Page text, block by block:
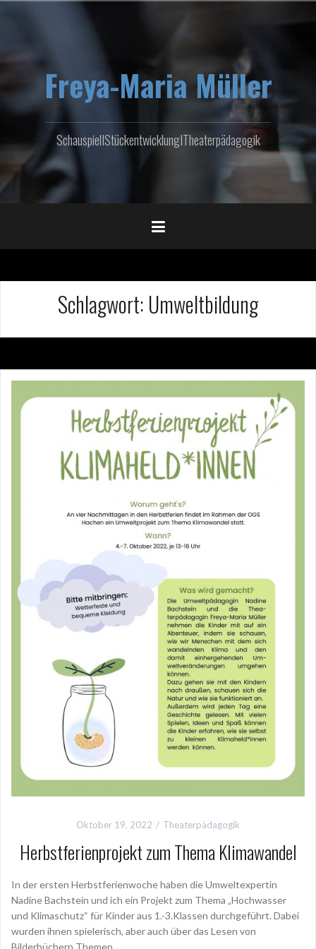
Freya-Maria Müller
SchauspielIStückentwicklungITheaterpädagogik
Schlagwort: Umweltbildung
Oktober 19, 2022 Theaterpädagogik
Herbstferienprojekt zum Thema Klimawandel
In der ersten Herbstferienwoche haben die Umweltexpertin
Nadine Bachstein und ich ein Projekt zum Thema „Hochwasser
und Klimaschutz“ für Kinder aus 1.-3.Klassen durchgeführt. Dabei
wurden ihnen spielerisch, aber auch über das Lesen von
Bilderbüchern Themen